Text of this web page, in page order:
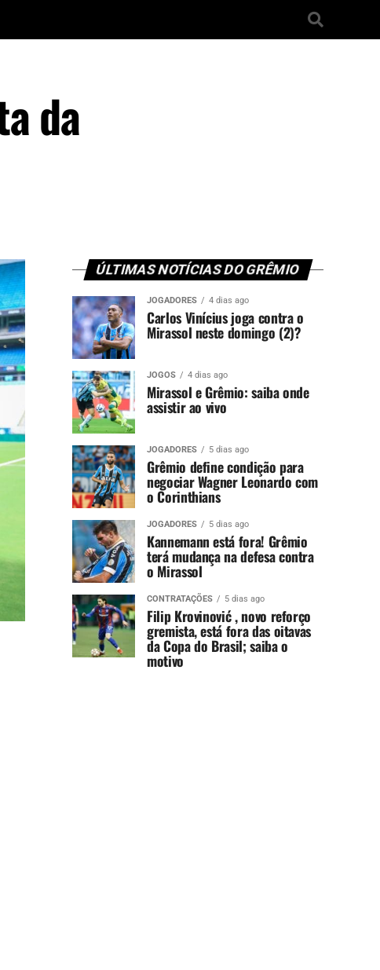
da
ÚLTIMAS NOTÍCIAS DO GRÊMIO
JOGADORES 4 dias ago
Carlos Vinícius joga contra o
Mirassol neste domingo (2)?
JOGOS 4 dias ago
Mirassol e Grêmio: saiba onde
assistir ao vivo
JOGADORES 5 dias ago
Grêmio define condição para
negociar Wagner Leonardo com
o Corinthians
JOGADORES 5 dias ago
Kannemann está fora! Grêmio
terá mudança na defesa contra
o Mirassol
CONTRATAÇÕES 5 dias ago
Filip Krovinović , novo reforço
gremista, está fora das oitavas
da Copa do Brasil; saiba o
motivo